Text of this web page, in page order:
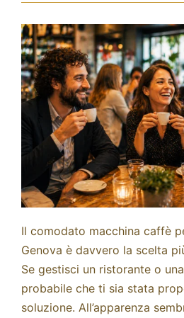
Chi siamo
Contatti
Il comodato macchina caffè
Genova è davvero la scelta
Se gestisci un ristorante o
probabile che ti sia stata
soluzione. All’apparenza